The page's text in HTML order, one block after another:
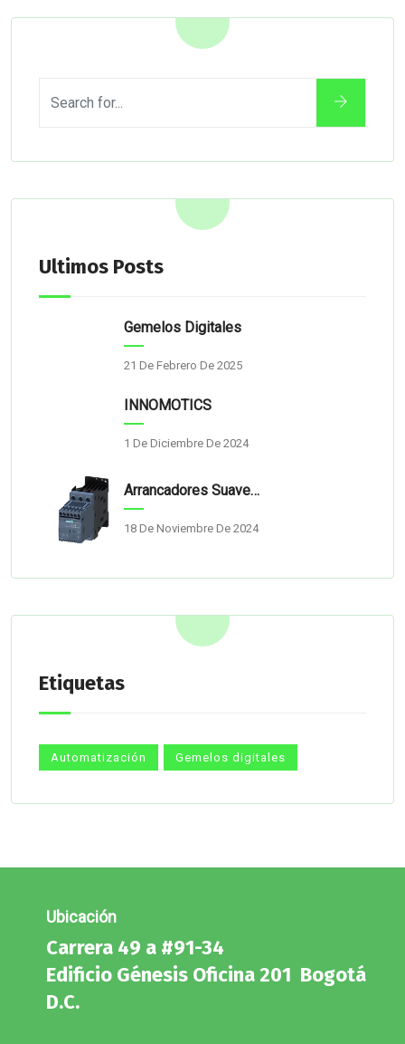
Ultimos Posts
Gemelos Digitales
21 De Febrero De 2025
INNOMOTICS
1 De Diciembre De 2024
Arrancadores Suaves Siemens Bogotá
18 De Noviembre De 2024
Etiquetas
Automatización Gemelos digitales
Ubicación
Carrera 49 a #91-34
Edificio Génesis Oficina 201 Bogotá
D.C.